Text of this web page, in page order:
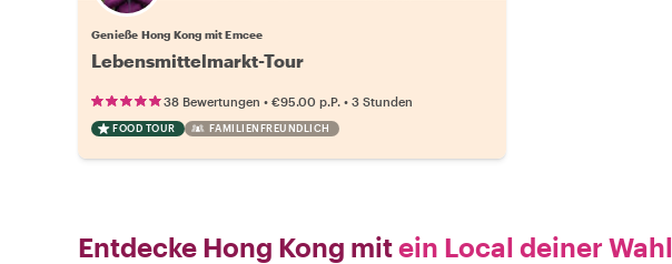
Genieße Hong Kong mit Emcee
Lebensmittelmarkt-Tour
38 Bewertungen • €95.00 p.P. • 3 Stunden
FOOD TOUR FAMILIENFREUNDLICH
Entdecke Hong Kong mitein Local deiner Wahl